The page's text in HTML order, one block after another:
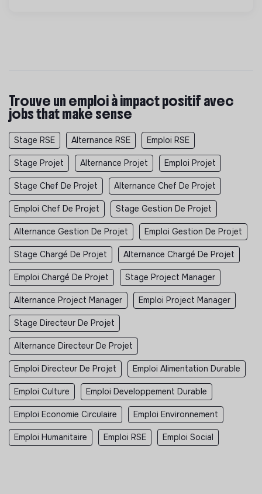
Trouve un emploi à impact positif avec
jobs that make sense
Stage RSE Alternance RSE Emploi RSE
Stage Projet Alternance Projet Emploi Projet
Stage Chef De Projet Alternance Chef De Projet
Emploi Chef De Projet Stage Gestion De Projet
Alternance Gestion De Projet Emploi Gestion De Projet
Stage Chargé De Projet Alternance Chargé De Projet
Emploi Chargé De Projet Stage Project Manager
Alternance Project Manager Emploi Project Manager
Stage Directeur De Projet
Alternance Directeur De Projet
Emploi Directeur De Projet Emploi Alimentation Durable
Emploi Culture Emploi Developpement Durable
Emploi Economie Circulaire Emploi Environnement
Emploi Humanitaire Emploi RSE Emploi Social